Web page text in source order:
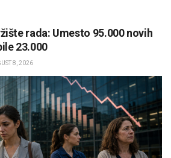
rada: Umesto 95.000 novih
23.000
8, 2026